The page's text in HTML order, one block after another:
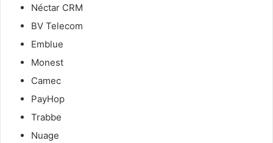
Néctar CRM
BV Telecom
Emblue
Monest
Camec
PayHop
Trabbe
Nuage